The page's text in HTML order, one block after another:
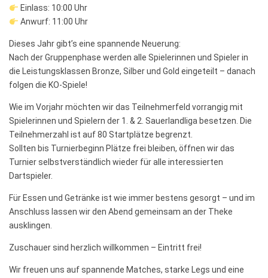
Einlass: 10:00 Uhr
Anwurf: 11:00 Uhr
Dieses Jahr gibt’s eine spannende Neuerung:
Nach der Gruppenphase werden alle Spielerinnen und Spieler in
die Leistungsklassen Bronze, Silber und Gold eingeteilt – danach
folgen die KO‑Spiele!
Wie im Vorjahr möchten wir das Teilnehmerfeld vorrangig mit
Spielerinnen und Spielern der 1. & 2. Sauerlandliga besetzen. Die
Teilnehmerzahl ist auf 80 Startplätze begrenzt.
Sollten bis Turnierbeginn Plätze frei bleiben, öffnen wir das
Turnier selbstverständlich wieder für alle interessierten
Dartspieler.
Für Essen und Getränke ist wie immer bestens gesorgt – und im
Anschluss lassen wir den Abend gemeinsam an der Theke
ausklingen.
Zuschauer sind herzlich willkommen – Eintritt frei!
Wir freuen uns auf spannende Matches, starke Legs und eine